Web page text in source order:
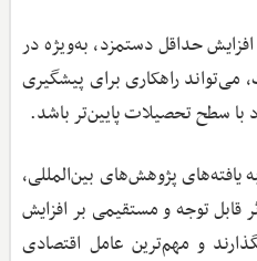
حداقل دستمزد، به‌ویژه در
می‌تواند راهکاری برای پیشگیری
با سطح تحصیلات پایین‌تر باشد.
یافته‌های پژوهش‌های بین‌المللی،
قابل توجه و مستقیمی بر افزایش
و مهم‌ترین عامل اقتصادی